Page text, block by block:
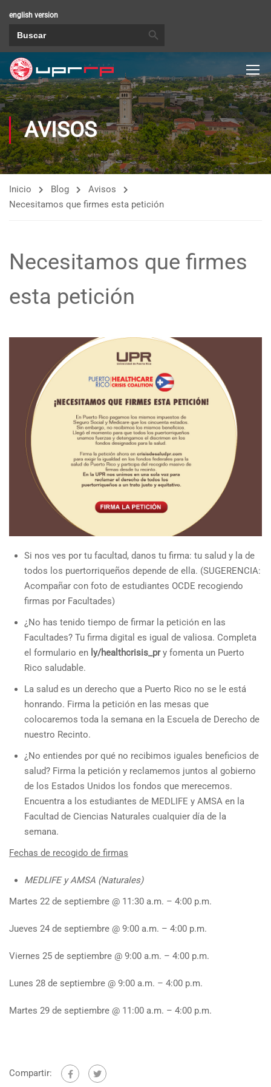
english version
AVISOS
Inicio Blog
Avisos
Necesitamos que firmes esta petición
Necesitamos que firmes
esta petición
Si nos ves por tu facultad, danos tu firma: tu salud y la de
todos los puertorriqueños depende de ella. (SUGERENCIA:
Acompañar con foto de estudiantes OCDE recogiendo
firmas por Facultades)
¿No has tenido tiempo de firmar la petición en las
Facultades? Tu firma digital es igual de valiosa. Completa
el formulario en ly/healthcrisis_pry fomenta un Puerto
Rico saludable.
La salud es un derecho que a Puerto Rico no se le está
honrando. Firma la petición en las mesas que
colocaremos toda la semana en la Escuela de Derecho de
nuestro Recinto.
¿No entiendes por qué no recibimos iguales beneficios de
salud? Firma la petición y reclamemos juntos al gobierno
de los Estados Unidos los fondos que merecemos.
Encuentra a los estudiantes de MEDLIFE y AMSA en la
Facultad de Ciencias Naturales cualquier día de la
semana.
Fechas de recogido de firmas
MEDLIFE y AMSA (Naturales)
Martes 22 de septiembre @ 11:30 a.m. – 4:00 p.m.
Jueves 24 de septiembre @ 9:00 a.m. – 4:00 p.m.
Viernes 25 de septiembre @ 9:00 a.m. – 4:00 p.m.
Lunes 28 de septiembre @ 9:00 a.m. – 4:00 p.m.
Martes 29 de septiembre @ 11:00 a.m. – 4:00 p.m.
Compartir: